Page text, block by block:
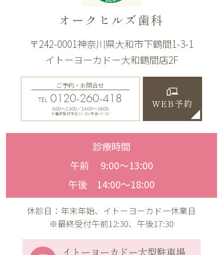
オークヒルズ歯科
〒242-0001神奈川県大和市下鶴間1-3-1
イトーヨーカドー大和鶴間店2F
ご予約・お問合せ
TEL 0120-260-418
9:00〜13:00／14:00〜18:00
※最終受付午前12:30/午後17:30
WEB予約
診療時間
午前 9:00〜13:00
午後 14:00〜18:00
休診日：年末年始、イトーヨーカドー休業日
※最終受付午前12:30、午後17:30
イトーヨーカドー大型駐車場